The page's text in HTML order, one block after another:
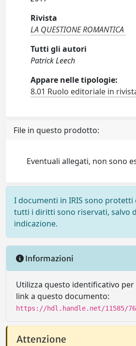
Rivista
LA QUESTIONE ROMANTICA
Tutti gli autori
Patrick Leech
Appare nelle tipologie:
8.01 Ruolo editoriale in
File in questo prodotto:
Eventuali allegati, non sono
I documenti in IRIS sono protetti
tutti i diritti sono riservati, salvo
indicazione.
Informazioni
Utilizza questo identificativo
link a questo documento:
https://hdl.handle.net/11585/
Attenzione